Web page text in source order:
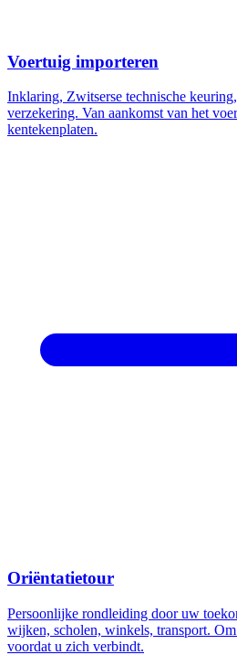
Voertuig importeren
Inklaring, Zwitserse technische
verzekering. Van aankomst van het
kentekenplaten.
Oriëntatietour
Persoonlijke rondleiding door uw
wijken, scholen, winkels, transport.
voordat u zich verbindt.